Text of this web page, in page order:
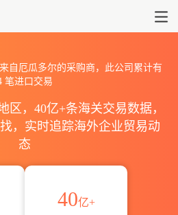
来自厄瓜多尔的采购商，此公司累计有
笔进口交易
区，40亿+条海关交易数据，
，实时追踪海外企业贸易动
态
40亿+